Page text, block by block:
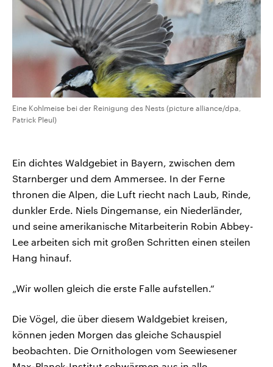
Eine Kohlmeise bei der Reinigung des Nests (picture alliance/dpa,
Patrick Pleul)
Ein dichtes Waldgebiet in Bayern, zwischen dem
Starnberger und dem Ammersee. In der Ferne
thronen die Alpen, die Luft riecht nach Laub, Rinde,
dunkler Erde. Niels Dingemanse, ein Niederländer,
und seine amerikanische Mitarbeiterin Robin Abbey-
Lee arbeiten sich mit großen Schritten einen steilen
Hang hinauf.
„Wir wollen gleich die erste Falle aufstellen.“
Die Vögel, die über diesem Waldgebiet kreisen,
können jeden Morgen das gleiche Schauspiel
beobachten. Die Ornithologen vom Seewiesener